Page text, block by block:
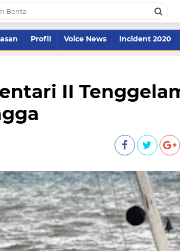
Profil Voice News Incident 2020
II